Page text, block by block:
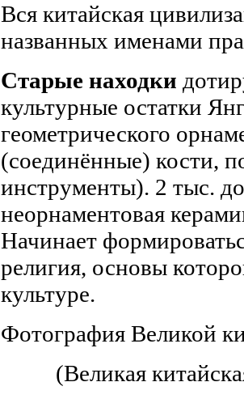
Вся китайская
названных именами
Старые находки
культурные остатки
геометрического
(соединённые) кости,
инструменты). 2 тыс.
неорнаментовая
Начинает
религия, основы
культуре.
Фотография Великой
(Великая